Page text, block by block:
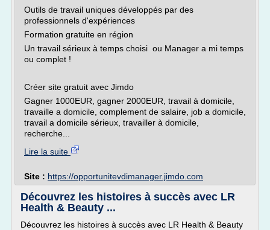
Outils de travail uniques développés par des
professionnels d'expériences
Formation gratuite en région
Un travail sérieux à temps choisi ou Manager a mi temps
ou complet !
Créer site gratuit avec Jimdo
Gagner 1000EUR, gagner 2000EUR, travail à domicile,
travaille a domicile, complement de salaire, job a domicile,
travail a domicile sérieux, travailler à domicile,
recherche...
Lire la suite
Site : https://opportunitevdimanager.jimdo.com
Découvrez les histoires à succès avec LR
Health & Beauty ...
Découvrez les histoires à succès avec LR Health & Beauty